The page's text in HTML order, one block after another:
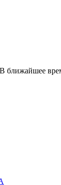
ближайшее